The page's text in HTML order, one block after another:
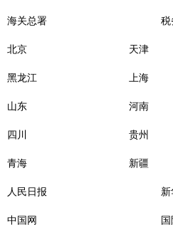
海关总署 税
北京 天津
黑龙江 上海
山东 河南
四川 贵州
青海 新疆
人民日报 新
中国网